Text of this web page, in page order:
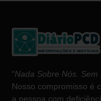
“Nada Sobre Nós. Sem
Nosso compromisso é
a pessoa com